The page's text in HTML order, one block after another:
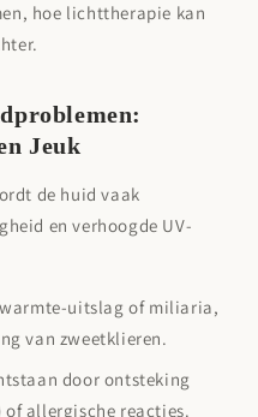
hoe lichttherapie kan
Jeuk
de huid vaak
en verhoogde UV-
warmte-uitslag of miliaria,
van zweetklieren.
door ontsteking
allergische reacties.